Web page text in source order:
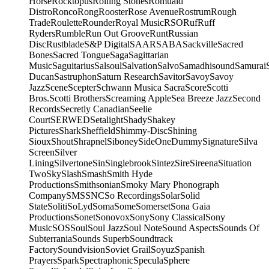
DistroRoncoRongRoosterRose AvenueRostrumRough
TradeRouletteRounderRoyal MusicRSORufRuff
RydersRumbleRun Out GrooveRuntRussian
DiscRustbladeS&P DigitalSAARSABASackvilleSacred
BonesSacred TongueSagaSagittarian
MusicSaguitariusSalsoulSalvationSalvoSamadhisoundSamurai
DucanSastruphonSaturn ResearchSavitorSavoySavoy
JazzSceneScepterSchwann Musica SacraScoreScotti
Bros.Scotti BrothersScreaming AppleSea Breeze JazzSecond
RecordsSecretly CanadianSeelie
CourtSERWEDSetalightShadyShakey
PicturesSharkSheffieldShimmy-DiscShining
SiouxShoutShrapnelSiboneySideOneDummySignatureSilva
ScreenSilver
LiningSilvertoneSinSinglebrookSintezSireSireenaSituation
TwoSkySlashSmashSmith Hyde
ProductionsSmithsonianSmoky Mary Phonograph
CompanySMSSNCSo RecordingsSolarSolid
StateSolitiSoLydSomaSomeSomersetSona Gaia
ProductionsSonetSonovoxSonySony ClassicalSony
MusicSOSSoulSoul JazzSoul NoteSound AspectsSounds Of
SubterraniaSounds SuperbSoundtrack
FactorySoundvisionSoviet GrailSoyuzSpanish
PrayersSparkSpectraphonicSpeculaSphere